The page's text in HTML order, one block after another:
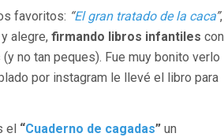
favoritos: “El gran tratado de la caca”,
alegre, firmando libros infantiles con
no tan peques). Fue muy bonito verlo
por instagram le llevé el libro para
el “Cuaderno de cagadas” un